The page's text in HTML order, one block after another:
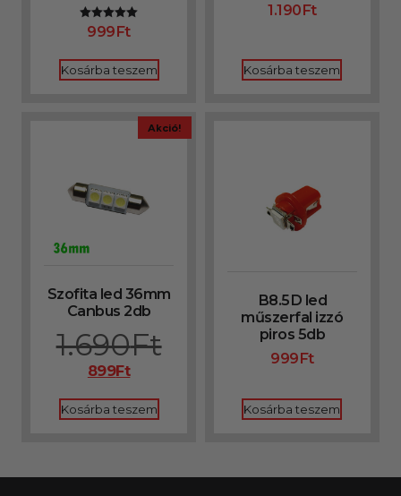
Értékelés:
5.00
999Ft
Kosárba teszem
1.190Ft
Kosárba teszem
Akció!
Szofita led 36mm
Canbus 2db
1.690Ft
899Ft
Kosárba teszem
B8.5D led
műszerfal izzó
piros 5db
999Ft
Kosárba teszem